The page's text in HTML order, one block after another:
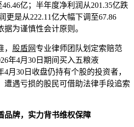
亿；半年度净利润从201.35亿跌
更是从222.11亿大幅下调至67.86
为谨慎性会计原则。
股盾网专业律师团队划定索赔范
年4月30日期间买入五粮液
4月30日收盘仍持有个股的投资者，
遭遇亏损的股民可借助法律手段追索
品牌，实力背书维权保障